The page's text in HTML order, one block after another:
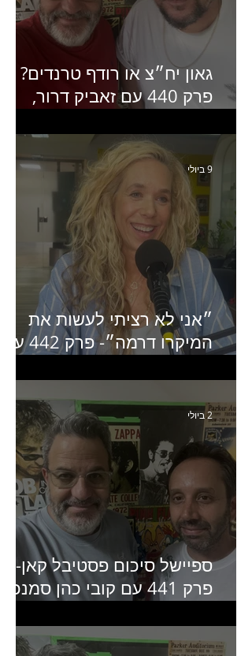
גאון יח״צ או רודף טרנדים?
פרק 440 עם זאביק דרור,
ותקשורת
״אני לא רציתי לעשות את
המיקרו דרמה״- פרק 442 עם
של יד2
9 ביולי
ספיישל סיכום פסטיבל קאן-
פרק 441 עם קובי כהן
2 ביולי